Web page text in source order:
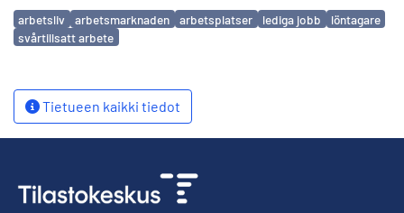
Avainsanat
arbetsliv arbetsmarknaden arbetsplatser lediga jobb
löntagare
svårtillsatt arbete
Tietueen kaikki tiedot